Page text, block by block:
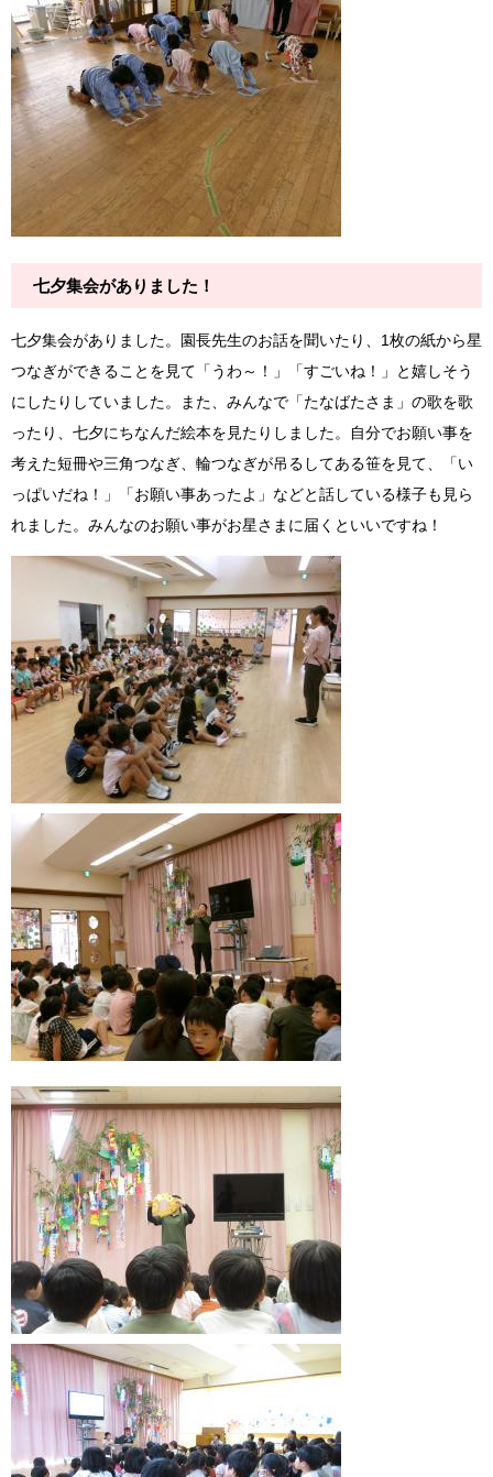
七夕集会がありました！
七夕集会がありました。園長先生のお話を聞いたり、1枚の紙から星
つなぎができることを見て「うわ～！」「すごいね！」と嬉しそう
にしたりしていました。また、みんなで「たなばたさま」の歌を歌
ったり、七夕にちなんだ絵本を見たりしました。自分でお願い事を
考えた短冊や三角つなぎ、輪つなぎが吊るしてある笹を見て、「い
っぱいだね！」「お願い事あったよ」などと話している様子も見ら
れました。みんなのお願い事がお星さまに届くといいですね！